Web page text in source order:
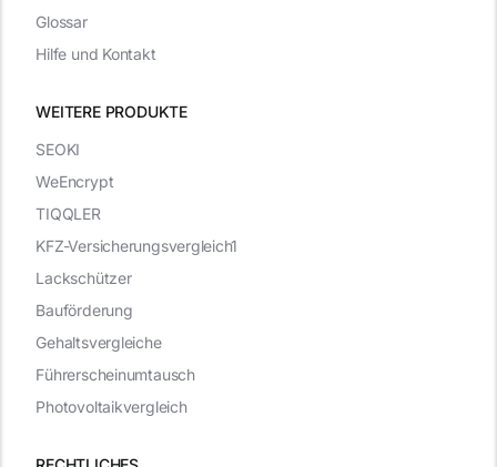
WEITERE PRODUKTE
Glossar
Hilfe und Kontakt
SEOKI
WeEncrypt
TIQQLER
KFZ-Versicherungsvergleich1
Lackschützer
Bauförderung
Gehaltsvergleiche
Führerscheinumtausch
Photovoltaikvergleich